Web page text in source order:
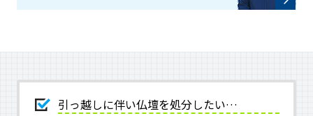
引っ越しに伴い仏壇を処分したい…